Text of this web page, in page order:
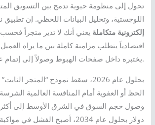
تحول إلى منظومة حيوية تدمج بين التسويق
اللوجستية، وتحليل البيانات اللحظي. إن
إلكترونية متكاملة يعني أنك لا تدير متجراً
اقتصادياً يتطلب مزامنة كاملة بين ما يراه
يختبره داخل صفحات الهبوط وصولاً إلى إتمام عملية الدفع.
بحلول عام 2026، سقط نموذج “المتجر
الحظ أو العفوية أمام المنافسة العالمية
دولار بحلول عام 2034، أصبح الفشل